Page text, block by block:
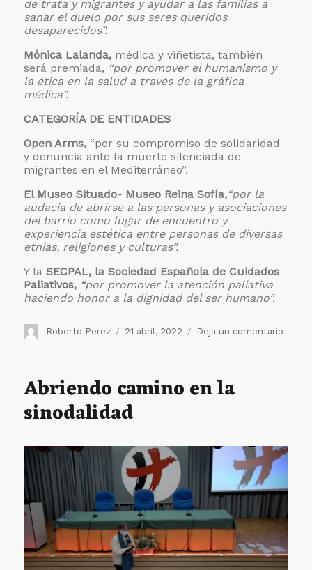
de trata y migrantes y ayudar a las familias a
sanar el duelo por sus seres queridos
desaparecidos”.
Mónica Lalanda, médica y viñetista, también
será premiada, “por promover el humanismo y
la ética en la salud a través de la gráfica
médica”.
CATEGORÍA DE ENTIDADES
Open Arms, “por su compromiso de solidaridad
y denuncia ante la muerte silenciada de
migrantes en el Mediterráneo”.
El Museo Situado- Museo Reina Sofía,“por la
audacia de abrirse a las personas y asociaciones
del barrio como lugar de encuentro y
experiencia estética entre personas de diversas
etnias, religiones y culturas”.
Y laSECPAL, la Sociedad Española de Cuidados
Paliativos, “por promover la atención paliativa
haciendo honor a la dignidad del ser humano”.
Autor
Roberto Perez
Publicado
21 abril, 2022 Deja un comentario
Abriendo camino en la
sinodalidad